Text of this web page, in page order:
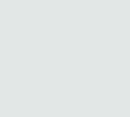
MEER